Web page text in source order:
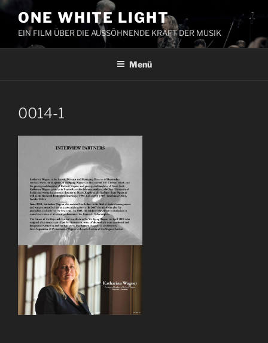
Zum
Inhalt
springen
ONE WHITE LIGHT
EIN FILM ÜBER DIE AUSSÖHNENDE KRAFT DER MUSIK
Menü
0014-1